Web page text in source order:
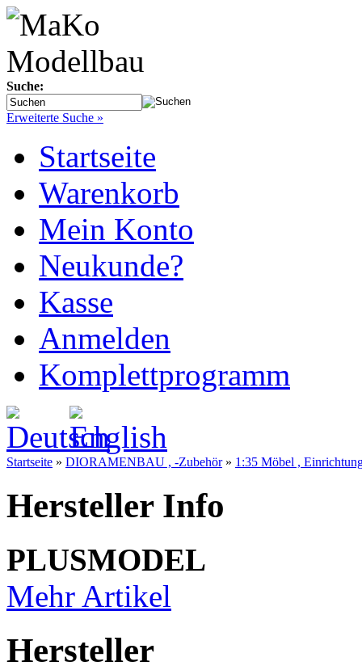
Suche:
Erweiterte Suche »
Startseite
Warenkorb
Mein Konto
Neukunde?
Kasse
Anmelden
Komplettprogramm
Startseite » DIORAMENBAU , -Zubehör» 1:35 Möbel ,
Hersteller Info
PLUSMODEL
Mehr Artikel
Hersteller